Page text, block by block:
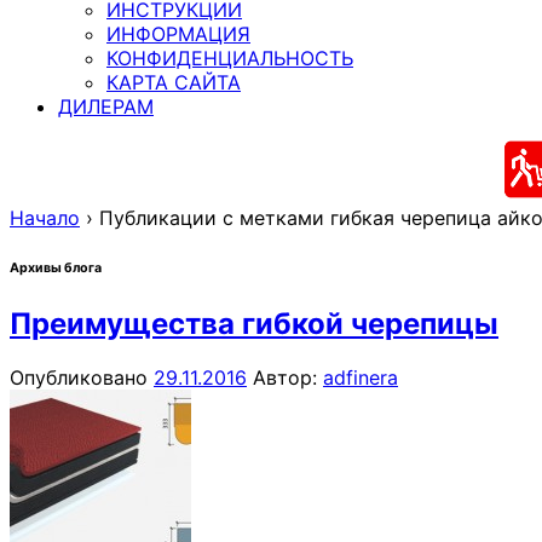
ИНСТРУКЦИИ
ИНФОРМАЦИЯ
КОНФИДЕНЦИАЛЬНОСТЬ
КАРТА САЙТА
ДИЛЕРАМ
Начало › Публикации с метками гибкая черепица айко
Архивы блога
Преимущества гибкой черепицы
Опубликовано 29.11.2016 Автор: adfinera